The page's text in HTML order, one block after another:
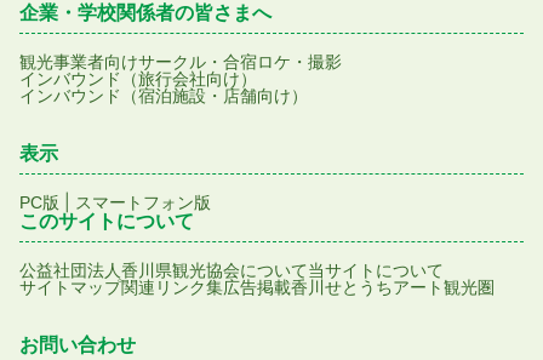
企業・学校関係者の皆さまへ
観光事業者向けサークル・合宿ロケ・撮影
インバウンド（旅行会社向け）
インバウンド（宿泊施設・店舗向け）
表示
PC版 スマートフォン版
このサイトについて
公益社団法人香川県観光協会について当サイトについて
サイトマップ関連リンク集広告掲載香川せとうちアート観光圏
お問い合わせ